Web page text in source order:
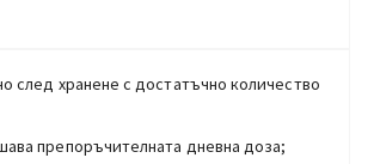
след хранене с достатъчно количество
препоръчителната дневна доза;